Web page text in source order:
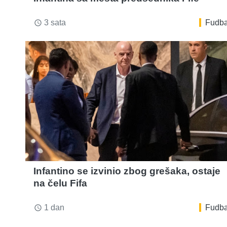
access_time 3 sata
Infantino se izvinio zbog grešaka, ostaje
na čelu Fifa
access_time 1 dan